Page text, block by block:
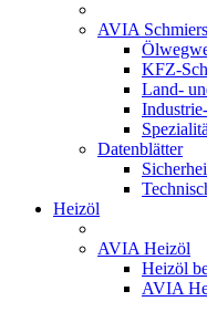
AVIA
KFZ-
Land-
Datenblätter
Heizöl
AVIA Heizöl
Heizöl
AVIA